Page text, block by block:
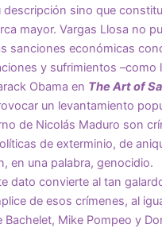
descripción sino que
mayor. Vargas Llosa no
sanciones económicas
y sufrimientos –como
Obama en The Art of
un levantamiento
de Nicolás Maduro son
de exterminio, de
en una palabra, genocidio.
dato convierte al tan
de esos crímenes, al
Bachelet, Mike Pompeo y